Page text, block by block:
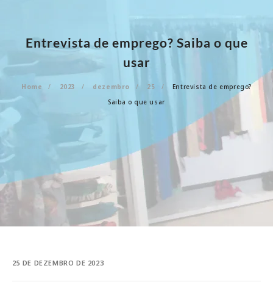
Entrevista de emprego? Saiba o que
usar
Home 2023 dezembro 25
Entrevista de emprego?
Saiba o que usar
25 DE DEZEMBRO DE 2023